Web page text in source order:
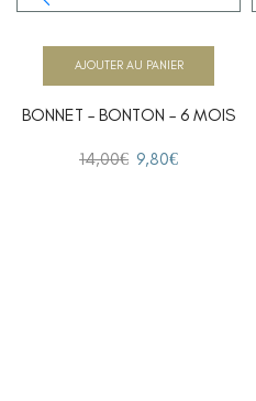
BONNET – BONTON – 6 MOIS
14,00€ 9,80€
AJOUTER AU PANIER